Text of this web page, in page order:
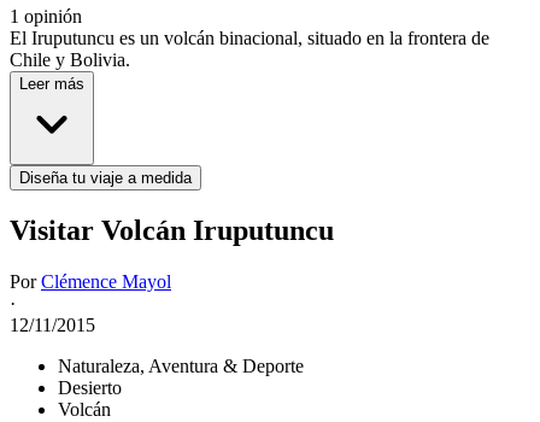
1 opinión
El Iruputuncu es un volcán binacional, situado en la frontera de
Chile y Bolivia.
Leer más
Diseña tu viaje a medida
Visitar Volcán Iruputuncu
PorClémence Mayol
·
12/11/2015
Naturaleza, Aventura & Deporte
Desierto
Volcán